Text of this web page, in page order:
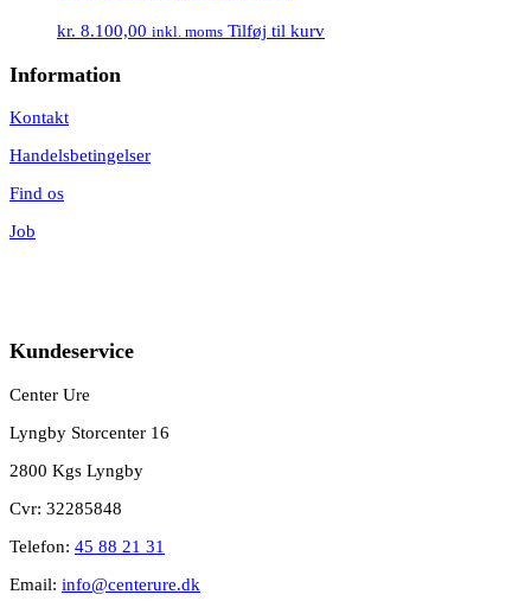
kr. 8.100,00 inkl. moms Tilføj til kurv
Information
Kontakt
Handelsbetingelser
Find os
Job
Kundeservice
Center Ure
Lyngby Storcenter 16
2800 Kgs Lyngby
Cvr: 32285848
Telefon: 45 88 21 31
Email: info@centerure.dk